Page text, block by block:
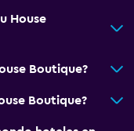
House
Boutique?
Boutique?